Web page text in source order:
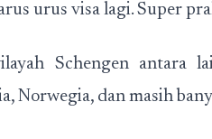
urus visa lagi. Super
Schengen antara
Norwegia, dan masih